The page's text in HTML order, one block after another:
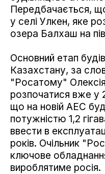
Передбачається,
у селі Улкен, яке
озера Балхаш на
Основний етап
Казахстану, за
"Росатому"
розпочатися вже у
що на новій АЕС
потужністю 1,2
ввести в
років. Очільник
ключове
вироблятиме росія.